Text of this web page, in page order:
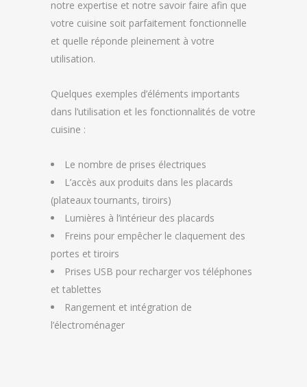
notre expertise et notre savoir faire afin que
votre cuisine soit parfaitement fonctionnelle
et quelle réponde pleinement à votre
utilisation.
Quelques exemples d’éléments importants
dans l’utilisation et les fonctionnalités de votre
cuisine :
Le nombre de prises électriques
L’accès aux produits dans les placards
(plateaux tournants, tiroirs)
Lumières à l’intérieur des placards
Freins pour empêcher le claquement des
portes et tiroirs
Prises USB pour recharger vos téléphones
et tablettes
Rangement et intégration de
l’électroménager